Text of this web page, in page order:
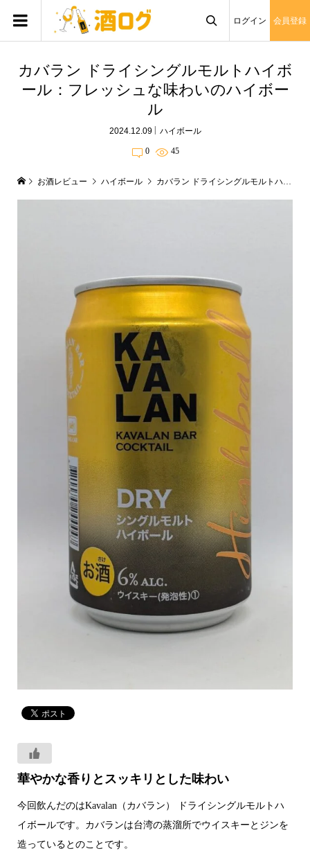

ログイン 会員登録
カバラン ドライシングルモルトハイボ
ール：フレッシュな味わいのハイボー
ル
2024.12.09 ハイボール
0 45
お酒レビュー ハイボール カバラン ドライシングルモルトハイボール：フレッシュな味わいのハイボール
華やかな香りとスッキリとした味わい
今回飲んだのはKavalan（カバラン） ドライシングルモルトハ
イボールです。カバランは台湾の蒸溜所でウイスキーとジンを
造っているとのことです。